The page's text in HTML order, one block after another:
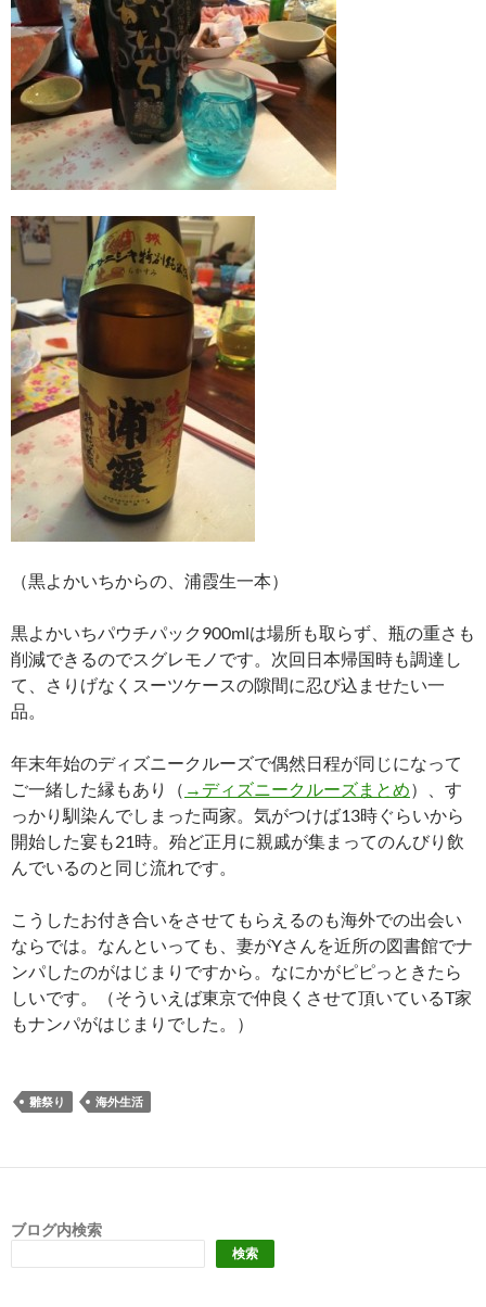
（黒よかいちからの、浦霞生一本）
黒よかいちパウチパック900mlは場所も取らず、瓶の重さも
削減できるのでスグレモノです。次回日本帰国時も調達し
て、さりげなくスーツケースの隙間に忍び込ませたい一
品。
年末年始のディズニークルーズで偶然日程が同じになって
ご一緒した縁もあり（ →ディズニークルーズまとめ）、す
っかり馴染んでしまった両家。気がつけば13時ぐらいから
開始した宴も21時。殆ど正月に親戚が集まってのんびり飲
んでいるのと同じ流れです。
こうしたお付き合いをさせてもらえるのも海外での出会い
ならでは。なんといっても、妻がYさんを近所の図書館でナ
ンパしたのがはじまりですから。なにかがピピっときたら
しいです。（そういえば東京で仲良くさせて頂いているT家
もナンパがはじまりでした。）
雛祭り 海外生活
ブログ内検索
検索